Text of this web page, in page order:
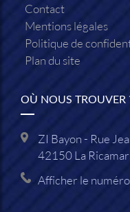
Contact
Mentions légales
Politique de
Plan du site
OÙ NOUS TROUVER
ZI Bayon - Rue
42150La
Afficher le numéro